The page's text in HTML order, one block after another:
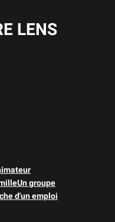
LENS
Un groupe
d'un emploi